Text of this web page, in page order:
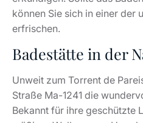
können Sie sich in einer der
erfrischen.
Badestätte in der
Unweit zum Torrent de
Straße Ma-1241 die
Bekannt für ihre geschützte